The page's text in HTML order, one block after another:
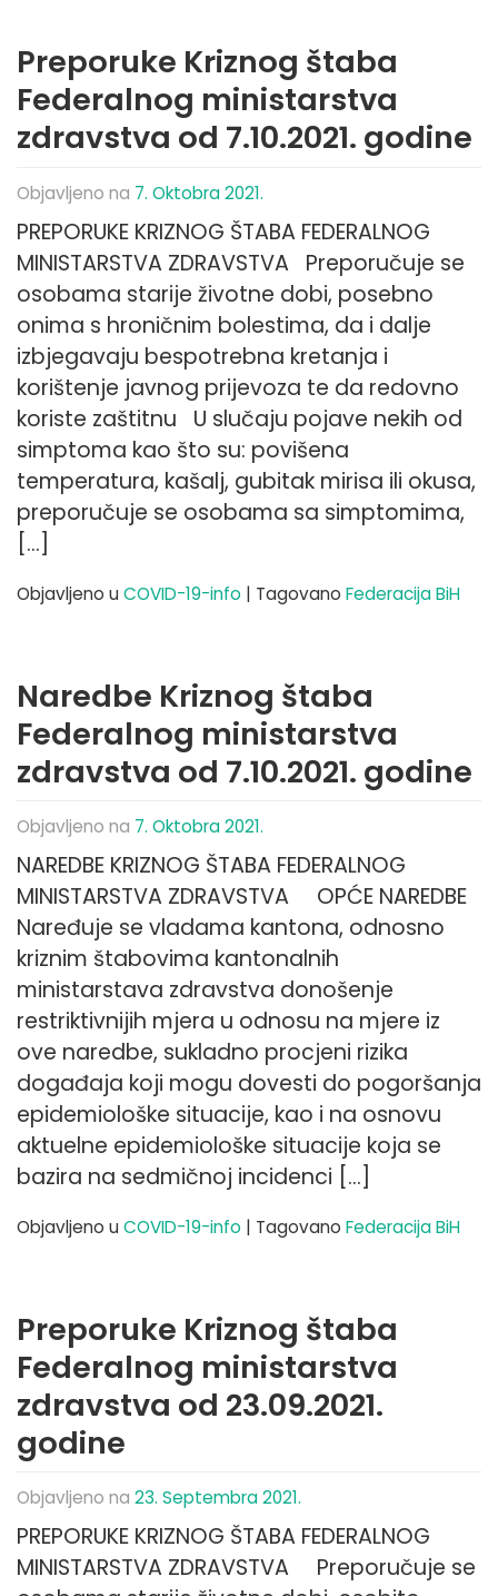
Preporuke Kriznog štaba
Federalnog ministarstva
zdravstva od 7.10.2021. godine
Objavljeno na 7. Oktobra 2021.
PREPORUKE KRIZNOG ŠTABA FEDERALNOG
MINISTARSTVA ZDRAVSTVA Preporučuje se
osobama starije životne dobi, posebno
onima s hroničnim bolestima, da i dalje
izbjegavaju bespotrebna kretanja i
korištenje javnog prijevoza te da redovno
koriste zaštitnu U slučaju pojave nekih od
simptoma kao što su: povišena
temperatura, kašalj, gubitak mirisa ili okusa,
preporučuje se osobama sa simptomima,
[…]
Objavljeno u COVID-19-info | Tagovano Federacija BiH
Naredbe Kriznog štaba
Federalnog ministarstva
zdravstva od 7.10.2021. godine
Objavljeno na 7. Oktobra 2021.
NAREDBE KRIZNOG ŠTABA FEDERALNOG
MINISTARSTVA ZDRAVSTVA OPĆE NAREDBE
Naređuje se vladama kantona, odnosno
kriznim štabovima kantonalnih
ministarstava zdravstva donošenje
restriktivnijih mjera u odnosu na mjere iz
ove naredbe, sukladno procjeni rizika
događaja koji mogu dovesti do pogoršanja
epidemiološke situacije, kao i na osnovu
aktuelne epidemiološke situacije koja se
bazira na sedmičnoj incidenci […]
Objavljeno u COVID-19-info | Tagovano Federacija BiH
Preporuke Kriznog štaba
Federalnog ministarstva
zdravstva od 23.09.2021.
godine
Objavljeno na 23. Septembra 2021.
PREPORUKE KRIZNOG ŠTABA FEDERALNOG
MINISTARSTVA ZDRAVSTVA Preporučuje se